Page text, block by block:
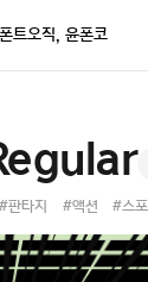
트오직, 윤폰코
#판타지 #액션 #스